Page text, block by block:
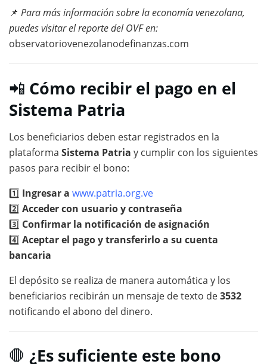
📌 Para más información sobre la economía venezolana,
puedes visitar el reporte del OVF en:
observatoriovenezolanodefinanzas.com
📲 Cómo recibir el pago en el
Sistema Patria
Los beneficiarios deben estar registrados en la
plataforma Sistema Patria y cumplir con los siguientes
pasos para recibir el bono:
1️⃣ Ingresar a www.patria.org.ve
2️⃣ Acceder con usuario y contraseña
3️⃣ Confirmar la notificación de asignación
4️⃣ Aceptar el pago y transferirlo a su cuenta
bancaria
El depósito se realiza de manera automática y los
beneficiarios recibirán un mensaje de texto de3532
notificando el abono del dinero.
🛑 ¿Es suficiente este bono